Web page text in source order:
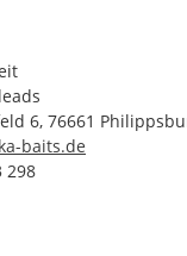
6, 76661
baits.de
298